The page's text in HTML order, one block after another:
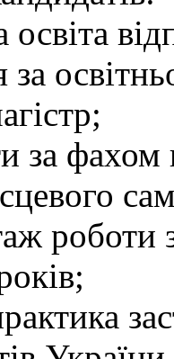
за фахом